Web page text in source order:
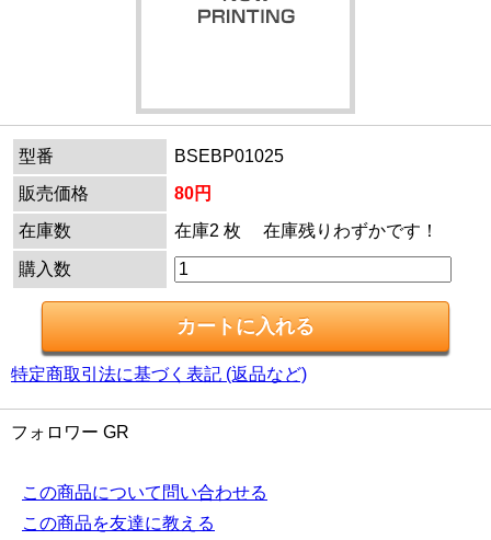
型番
BSEBP01025
販売価格
80円
在庫数
在庫2 枚 在庫残りわずかです！
購入数
特定商取引法に基づく表記 (返品など)
フォロワー GR
この商品について問い合わせる
この商品を友達に教える